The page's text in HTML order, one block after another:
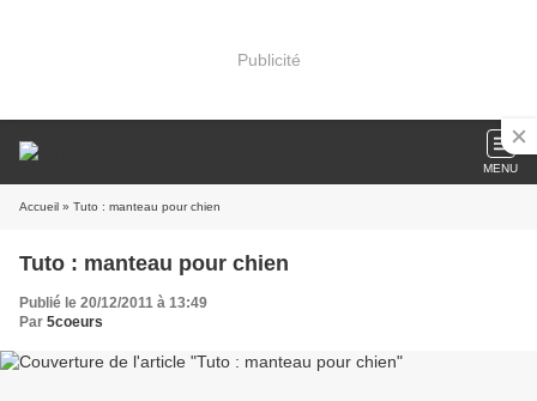
Publicité
MENU
Accueil » Tuto : manteau pour chien
Tuto : manteau pour chien
Publié le 20/12/2011 à 13:49
Par 5coeurs